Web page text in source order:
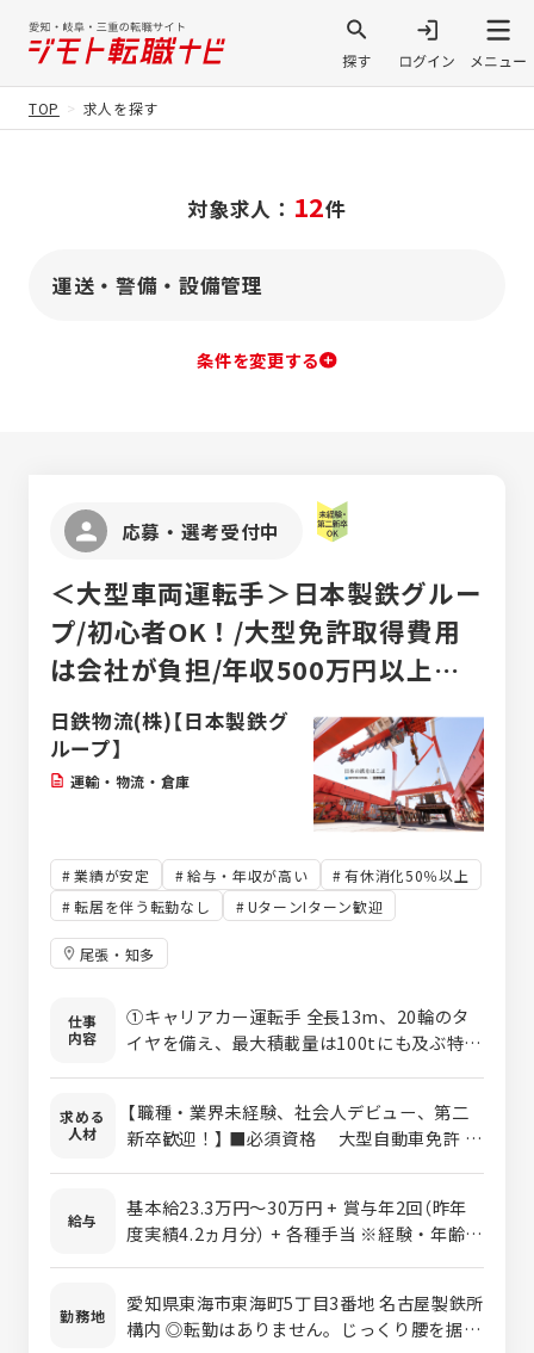
TOP 求人を探す
対象求人： 12件
運送・警備・設備管理
条件を変更する
応募・選考受付中
＜大型車両運転手＞日本製鉄グルー
プ/初心者OK！/大型免許取得費用
は会社が負担/年収500万円以上可
能/有給取得率95%以上/転勤なし
日鉄物流(株)【日本製鉄グ
ループ】
運輸・物流・倉庫
業績が安定 給与・年収が高い
有休消化50％以上
転居を伴う転勤なし
UターンIターン歓迎
尾張・知多
仕事
内容
①キャリアカー運転手 全長13m、20輪のタ
イヤを備え、最大積載量は100tにも及ぶ特殊
板をロール状に巻き取った製品）を倉庫から
出荷船まで運ぶ業務です。 ②大型ダンプ運転
手 積載量10t～40tの大型ダンプで鉄鉱石・
石炭などの鉄の原料、鉄を延べ棒の状態に固
めた鋳物銑やスクラップを輸送する仕事で
うに運転席が首振り式になっているダンプな
ど、多種多様な車両を運転することが可能で
求める
人材
【職種・業界未経験、社会人デビュー、第二
新卒歓迎！】 ■必須資格 大型自動車免許
安全ルールを順守できる方 同僚とコミュ
ニケーションをしっかり取れる方 前向きに
業務に取り組める方 ※学歴不問。就業ブ
ランクも問いません。
給与
基本給23.3万円～30万円 + 賞与年2回（昨年
度実績4.2ヵ月分） + 各種手当 ※経験・年齢・
時間20時間、月3～4万円程度） ■深夜手当
（月2万円程度） ■交替手当 （月2万円程度）
勤務地
愛知県東海市東海町5丁目3番地 名古屋製鉄所
構内 ◎転勤はありません。じっくり腰を据え